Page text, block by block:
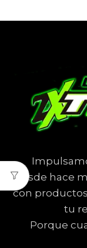
Desde hace
con
tu
Porque